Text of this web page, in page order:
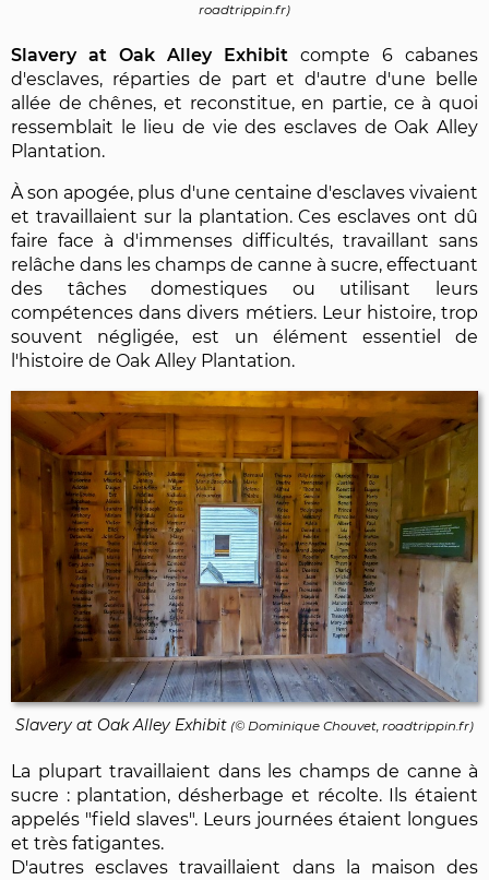
roadtrippin.fr)
Slavery at Oak Alley Exhibit compte 6 cabanes
d'esclaves, réparties de part et d'autre d'une belle
allée de chênes, et reconstitue, en partie, ce à quoi
ressemblait le lieu de vie des esclaves de Oak Alley
Plantation.
À son apogée, plus d'une centaine d'esclaves vivaient
et travaillaient sur la plantation. Ces esclaves ont dû
faire face à d'immenses difficultés, travaillant sans
relâche dans les champs de canne à sucre, effectuant
des tâches domestiques ou utilisant leurs
compétences dans divers métiers. Leur histoire, trop
souvent négligée, est un élément essentiel de
l'histoire de Oak Alley Plantation.
Slavery at Oak Alley Exhibit (© Dominique Chouvet, roadtrippin.fr)
La plupart travaillaient dans les champs de canne à
sucre : plantation, désherbage et récolte. Ils étaient
appelés "field slaves". Leurs journées étaient longues
et très fatigantes.
D'autres esclaves travaillaient dans la maison des